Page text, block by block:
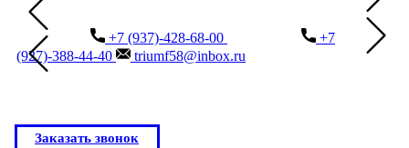
+7 (937)-428-68-00
+7
(927)-388-44-40
triumf58@inbox.ru
Заказать звонок